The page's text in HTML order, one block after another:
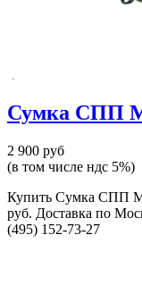
Сумка СПП
2 900 руб
(в том числе ндс 5%)
Купить Сумка СПП
руб. Доставка по
(495) 152-73-27